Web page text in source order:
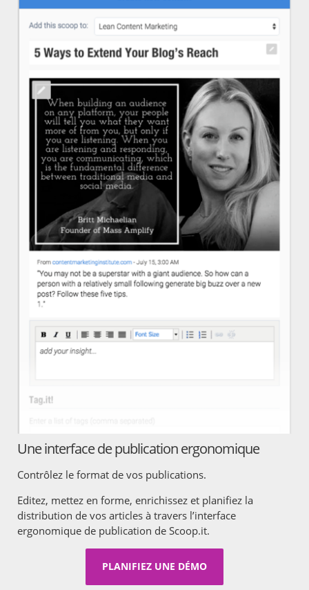
Une interface de publication ergonomique
Contrôlez le format de vos publications.
Editez, mettez en forme, enrichissez et planifiez la
distribution de vos articles à travers l’interface
ergonomique de publication de Scoop.it.
PLANIFIEZ UNE DÉMO